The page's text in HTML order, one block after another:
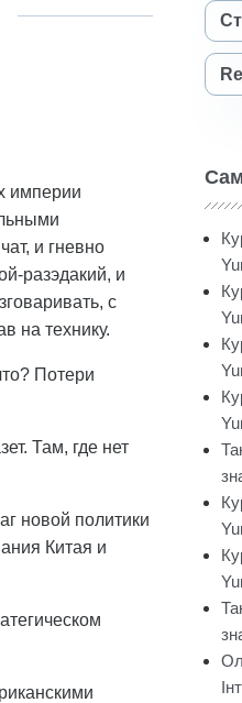
империи
и гневно
разэдакий, и
с
на технику.
Потери
Там, где нет
новой политики
Китая и